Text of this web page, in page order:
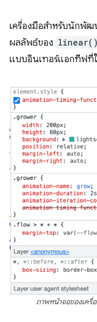
เครื่องมือสำหรับนักพัฒ
ผลลัพธ์ของ linear()
แบบอินเทอร์แอกทีฟที่
ภาพหน้าจอของเครื่